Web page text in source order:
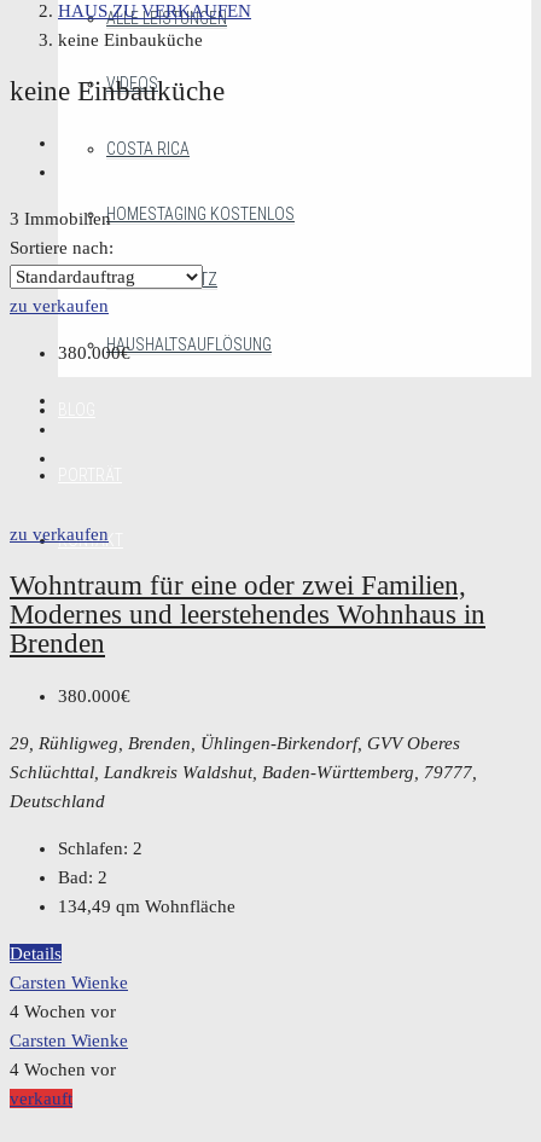
ALLE LEISTUNGEN
VIDEOS
COSTA RICA
HOMESTAGING KOSTENLOS
MAKLERGESETZ
HAUSHALTSAUFLÖSUNG
KONTAKT
HAUS ZU VERKAUFEN
keine Einbauküche
keine Einbauküche
3 Immobilien
Sortiere nach:
zu verkaufen
380.000€
zu verkaufen
Wohntraum für eine oder zwei Familien,
Modernes und leerstehendes Wohnhaus in
Brenden
380.000€
29, Rühligweg, Brenden, Ühlingen-Birkendorf, GVV Oberes
Schlüchttal, Landkreis Waldshut, Baden-Württemberg, 79777,
Deutschland
Schlafen: 2
Bad: 2
134,49 qm Wohnfläche
Details
Carsten Wienke
4 Wochen vor
Carsten Wienke
4 Wochen vor
verkauft